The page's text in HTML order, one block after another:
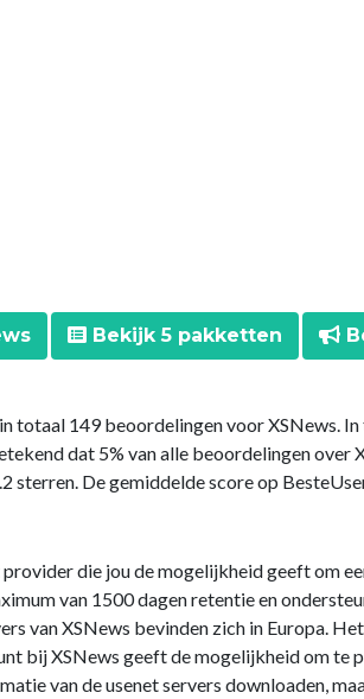
Bekijk 5 pakketten
totaal 149 beoordelingen voor XSNews.
dat 5% van alle beoordelingen over
sterren. De gemiddelde score op
provider die jou de mogelijkheid geeft om
van 1500 dagen retentie en
van XSNews bevinden zich in Europa.
bij XSNews geeft de mogelijkheid om te
van de usenet servers downloaden,